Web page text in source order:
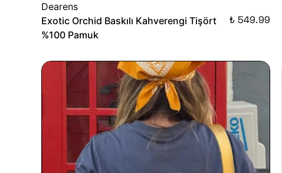
Dearens
Exotic Orchid Baskılı Kahverengi Tişört
%100 Pamuk
₺ 549.99